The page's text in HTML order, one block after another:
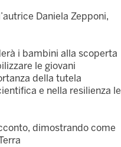
Daniela Zepponi,
i bambini alla scoperta
le giovani
della tutela
e nella resilienza le
dimostrando come